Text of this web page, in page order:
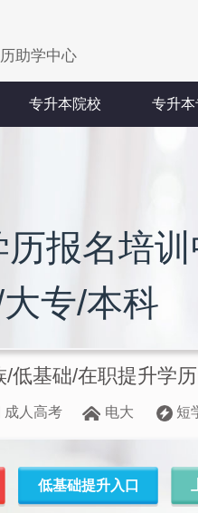
助学中心
专升本院校 专升本
报名培
专/本科
/低基础/在职提升学
成人高考 电大 短
低基础提升入口